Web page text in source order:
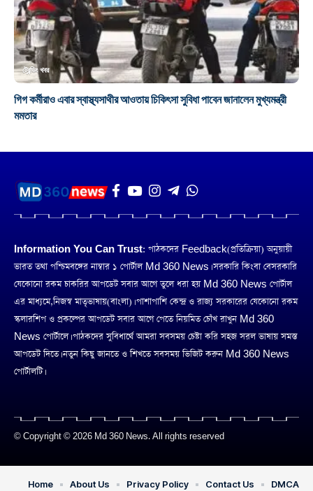
ট্রেন্ডিং খবর
গিগ কর্মীরাও এবার স্বাস্থ্যসাথীর আওতায় চিকিৎসা সুবিধা পাবেন জানালেন মুখ্যমন্ত্রী
মমতার
Information You Can Trust: পাঠকদের Feedback(প্রতিক্রিয়া) অনুয়ায়ী
ভারত তথা পশ্চিমবঙ্গের নাম্বার ১ পোর্টাল Md 360 News। সরকারি কিংবা বেসরকারি
যেকোনো রকম চাকরির আপডেট সবার আগে তুলে ধরা হয় Md 360 News পোর্টাল
এর মাধ্যমে,নিজস্ব মাতৃভাষায়(বাংলা)। পাশাপাশি কেন্দ্র ও রাজ্য সরকারের যেকোনো রকম
স্কলারশিপ ও প্রকল্পের আপডেট সবার আগে পেতে নিয়মিত চোঁখ রাখুন Md 360
News পোর্টালে। পাঠকদের সুবিধার্থে আমরা সবসময় চেষ্টা করি সহজ সরল ভাষায় সমস্ত
আপডেট দিতে। নতুন কিছু জানতে ও শিখতে সবসময় ভিজিট করুন Md 360 News
পোর্টালটি।
© Copyright © 2026 Md 360 News. All rights reserved
Home About Us Privacy Policy Contact Us DMCA